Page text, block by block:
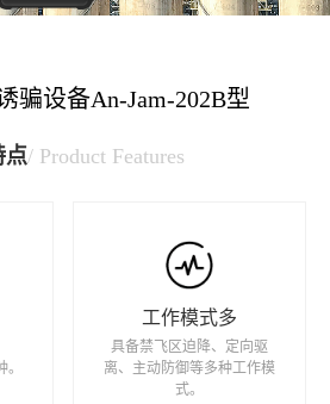
骗设备An-Jam-202B型
点/ Product Features
工作模式多
具备禁飞区迫降、定向驱
离、主动防御等多种工作模
式。